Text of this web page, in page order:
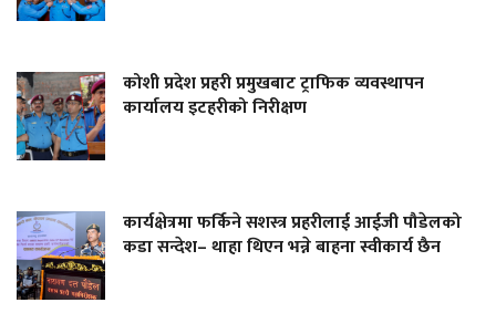
कोशी प्रदेश प्रहरी प्रमुखबाट ट्राफिक व्यवस्थापन
कार्यालय इटहरीको निरीक्षण
कार्यक्षेत्रमा फर्किने सशस्त्र प्रहरीलाई आईजी पौडेलको
कडा सन्देश– थाहा थिएन भन्ने बाहना स्वीकार्य छैन